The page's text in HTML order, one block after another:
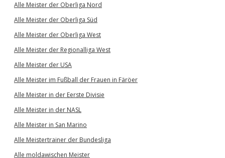
Alle Meister der Oberliga Nord
Alle Meister der Oberliga Süd
Alle Meister der Oberliga West
Alle Meister der Regionalliga West
Alle Meister der USA
Alle Meister im Fußball der Frauen in Färöer
Alle Meister in der Eerste Divisie
Alle Meister in der NASL
Alle Meister in San Marino
Alle Meistertrainer der Bundesliga
Alle moldawischen Meister